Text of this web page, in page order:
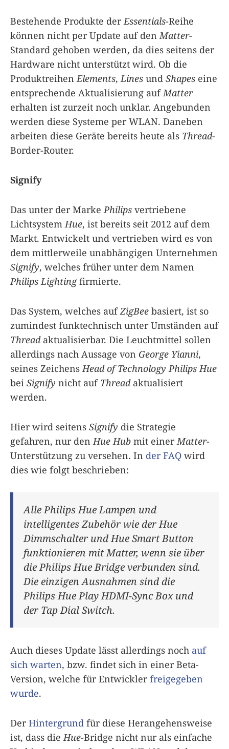
Bestehende Produkte derEssentials-Reihe
können nicht per Update auf denMatter-
Standard gehoben werden, da dies seitens der
Hardware nicht unterstützt wird. Ob die
ProduktreihenElements,Lines und Shapes eine
entsprechende Aktualisierung aufMatter
erhalten ist zurzeit noch unklar. Angebunden
werden diese Systeme per WLAN. Daneben
arbeiten diese Geräte bereits heute als Thread-
Border-Router.
Signify
Das unter der MarkePhilips vertriebene
LichtsystemHue, ist bereits seit 2012 auf dem
Markt. Entwickelt und vertrieben wird es von
dem mittlerweile unabhängigen Unternehmen
Signify, welches früher unter dem Namen
Philips Lightingfirmierte.
Das System, welches aufZigBee basiert, ist so
zumindest funktechnisch unter Umständen auf
Threadaktualisierbar. Die Leuchtmittel sollen
allerdings nach Aussage von George Yianni,
seines ZeichensHead of Technology Philips Hue
bei Signify nicht auf Threadaktualisiert
werden.
Hier wird seitens Signify die Strategie
gefahren, nur denHue Hub mit einerMatter-
Unterstützung zu versehen. In der FAQ wird
dies wie folgt beschrieben:
Alle Philips Hue Lampen und
intelligentes Zubehör wie der Hue
Dimmschalter und Hue Smart Button
funktionieren mit Matter, wenn sie über
die Philips Hue Bridge verbunden sind.
Die einzigen Ausnahmen sind die
Philips Hue Play HDMI-Sync Box und
der Tap Dial Switch.
Auch dieses Update lässt allerdings noch auf
sich warten, bzw. findet sich in einer Beta-
Version, welche für Entwicklerfreigegeben
wurde.
DerHintergrund für diese Herangehensweise
ist, dass dieHue-Bridge nicht nur als einfache